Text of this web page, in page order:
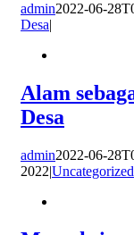
admin2022-06-
Desa|
Alam
Desa
admin2022-06-
2022|Uncategorized